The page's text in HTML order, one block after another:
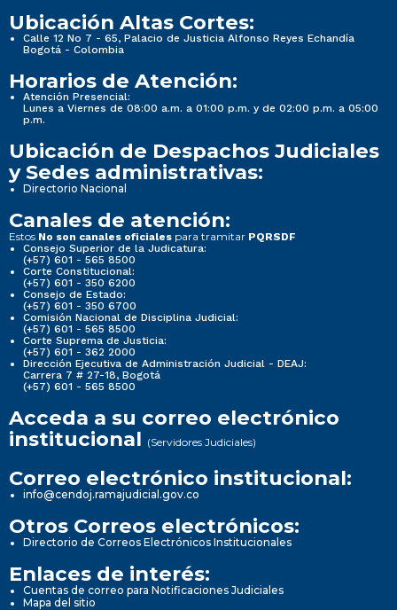
Ubicación Altas Cortes:
Calle 12 No 7 - 65, Palacio de Justicia Alfonso Reyes Echandía
Bogotá - Colombia
Horarios de Atención:
Atención Presencial:
Lunes a Viernes de 08:00 a.m. a 01:00 p.m. y de 02:00 p.m. a 05:00
p.m.
Ubicación de Despachos Judiciales
y Sedes administrativas:
Directorio Nacional
Canales de atención:
Estos No son canales oficiales para tramitar PQRSDF
Consejo Superior de la Judicatura:
(+57) 601 - 565 8500
Corte Constitucional:
(+57) 601 - 350 6200
Consejo de Estado:
(+57) 601 - 350 6700
Comisión Nacional de Disciplina Judicial:
(+57) 601 - 565 8500
Corte Suprema de Justicia:
(+57) 601 - 362 2000
Dirección Ejecutiva de Administración Judicial - DEAJ:
Carrera 7 # 27-18, Bogotá
(+57) 601 - 565 8500
Acceda a su correo electrónico
institucional (Servidores Judiciales)
Correo electrónico institucional:
info@cendoj.ramajudicial.gov.co
Otros Correos electrónicos:
Directorio de Correos Electrónicos Institucionales
Enlaces de interés:
Cuentas de correo para Notificaciones Judiciales
Mapa del sitio